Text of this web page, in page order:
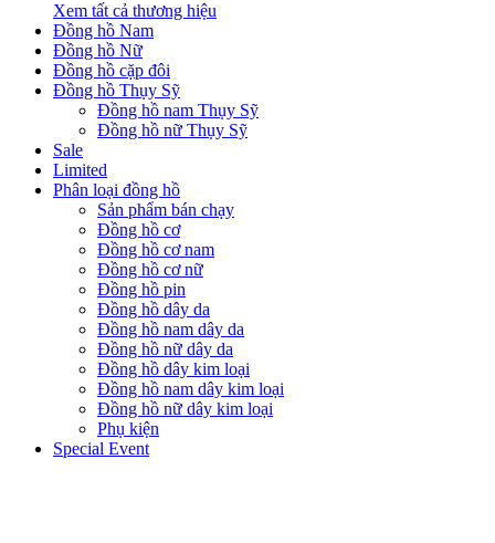
Xem tất cả thương hiệu
Đồng hồ Nam
Đồng hồ Nữ
Đồng hồ cặp đôi
Đồng hồ Thụy Sỹ
Đồng hồ nam Thụy Sỹ
Đồng hồ nữ Thụy Sỹ
Sale
Limited
Phân loại đồng hồ
Sản phẩm bán chạy
Đồng hồ cơ
Đồng hồ cơ nam
Đồng hồ cơ nữ
Đồng hồ pin
Đồng hồ dây da
Đồng hồ nam dây da
Đồng hồ nữ dây da
Đồng hồ dây kim loại
Đồng hồ nam dây kim loại
Đồng hồ nữ dây kim loại
Phụ kiện
Special Event